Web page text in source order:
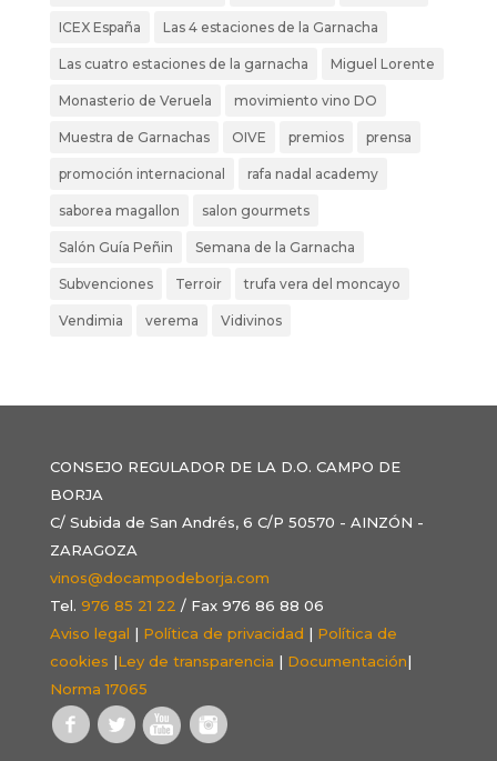
ICEX España Las 4 estaciones de la Garnacha
Las cuatro estaciones de la garnacha Miguel Lorente
Monasterio de Veruela movimiento vino DO
Muestra de Garnachas OIVE premios prensa
promoción internacional rafa nadal academy
saborea magallon salon gourmets
Salón Guía Peñin Semana de la Garnacha
Subvenciones Terroir trufa vera del moncayo
Vendimia verema Vidivinos
CONSEJO REGULADOR DE LA D.O. CAMPO DE
BORJA
C/ Subida de San Andrés, 6 C/P 50570 - AINZÓN -
ZARAGOZA
vinos@docampodeborja.com
Tel. 976 85 21 22 / Fax 976 86 88 06
Aviso legal | Política de privacidad | Política de
cookies |Ley de transparencia | Documentación|
Norma 17065